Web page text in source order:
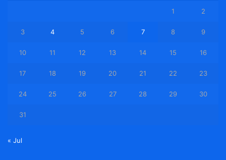
1 2
3 4 5 6 7 8 9
10 11 12 13 14 15 16
17 18 19 20 21 22 23
24 25 26 27 28 29 30
31
« Jul